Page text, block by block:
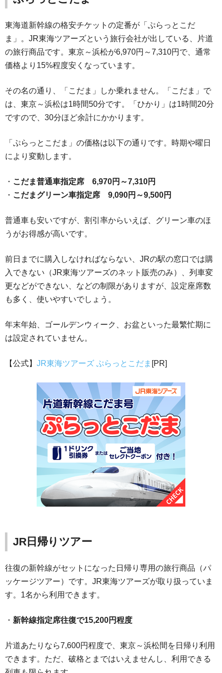
東海道新幹線の格安チケットの定番が「ぷらっとこだ
ま」。JR東海ツアーズという旅行会社が出している、片道
の旅行商品です。東京～浜松が6,970円～7,310円で、通常
価格より15%程度安くなっています。
その名の通り、「こだま」しか乗れません。「こだま」で
は、東京～浜松は1時間50分です。「ひかり」は1時間20分
ですので、30分ほど余計にかかります。
「ぷらっとこだま」の価格は以下の通りです。時期や曜日
により変動します。
・ こだま普通車指定席 6,970円～7,310円
・ こだまグリーン車指定席 9,090円～9,500円
普通車も安いですが、割引率からいえば、グリーン車のほ
うがお得感が高いです。
前日までに購入しなければならない、JRの駅の窓口では購
入できない（JR東海ツアーズのネット販売のみ）、列車変
更などができない、などの制限がありますが、設定座席数
も多く、使いやすいでしょう。
年末年始、ゴールデンウィーク、お盆といった最繁忙期に
は設定されていません。
【公式】 JR東海ツアーズ ぷらっとこだま [PR]
JR日帰りツアー
往復の新幹線がセットになった日帰り専用の旅行商品（パ
ッケージツアー）です。JR東海ツアーズが取り扱っていま
す。1名から利用できます。
・ 新幹線指定席往復で15,200円程度
片道あたりなら7,600円程度で、東京～浜松間を日帰り利用
できます。ただ、破格とまではいえませんし、利用できる